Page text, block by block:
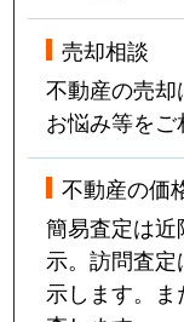
売却相談
不動産の売却
お悩み等をご
不動産の価
簡易査定は
示。訪問査
示します。